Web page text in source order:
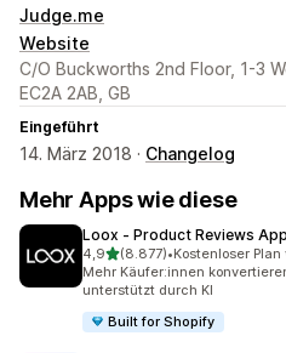
Judge.me
Website
C/O Buckworths 2nd Floor, 1-3
EC2A 2AB, GB
Eingeführt
14. März 2018 · Changelog
Mehr Apps wie diese
Loox ‑ Product Reviews App
4,9von 5 Sternen
(8.877)
8877 Rezensionen insgesamt
•Kostenloser
Mehr Käufer:innen
unterstützt durch KI
Built for Shopify